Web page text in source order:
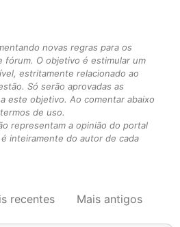
novas regras para os
fórum. O objetivo é estimular um
estritamente relacionado ao
Só serão aprovadas as
este objetivo. Ao comentar abaixo
de uso.
representam a opinião do portal
inteiramente do autor de cada
recentes Mais antigos